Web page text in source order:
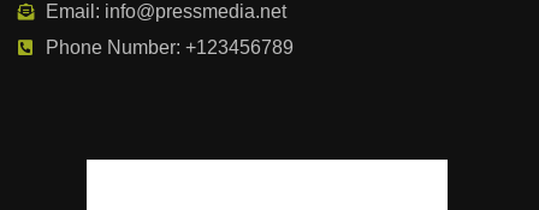
Email: info@pressmedia.net
Phone Number: +123456789